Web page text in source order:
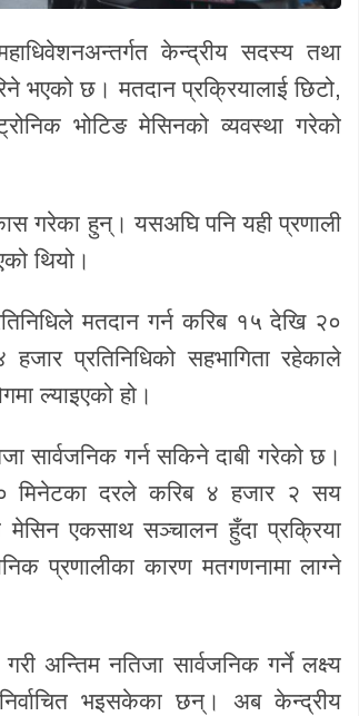
केन्द्रीय सदस्य तथा
भएको छ। मतदान प्रक्रियालाई छिटो,
भोटिङ मेसिनको व्यवस्था गरेको
गरेका हुन्। यसअघि पनि यही प्रणाली
थियो।
मतदान गर्न करिब १५ देखि २०
प्रतिनिधिको सहभागिता रहेकाले
ल्याइएको हो।
सार्वजनिक गर्न सकिने दाबी गरेको छ।
मिनेटका दरले करिब ४ हजार २ सय
एकसाथ सञ्चालन हुँदा प्रक्रिया
प्रणालीका कारण मतगणनामा लाग्ने
अन्तिम नतिजा सार्वजनिक गर्ने लक्ष्य
निर्वाचित भइसकेका छन्। अब केन्द्रीय